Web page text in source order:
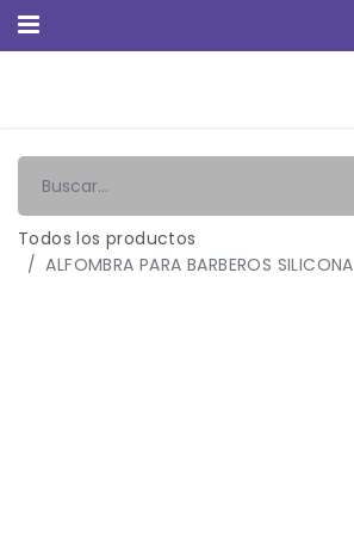
Todos los productos
ALFOMBRA PARA BARBEROS SILICONA